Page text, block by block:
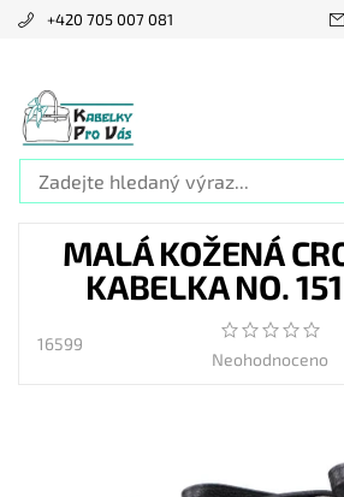
+420 705 007 081
MALÁ KOŽENÁ
KABELKA NO.
16599
Neohodnoceno